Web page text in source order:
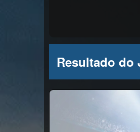
Resultado do